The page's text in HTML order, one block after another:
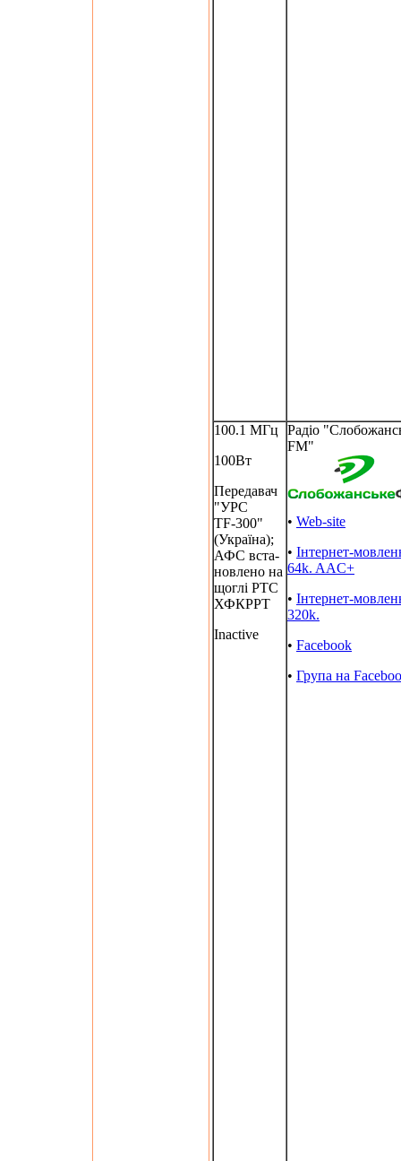
100.1 МГц
100Вт
Передавач
"УРС
TF-300"
(Україна);
АФС вста-
новлено на
щоглі РТС
ХФКРРТ
Inactive
Радіо
FM"
• Web-site
• Інтернет-
64k. AAC+
• Інтернет-
320k.
• Facebook
• Група на